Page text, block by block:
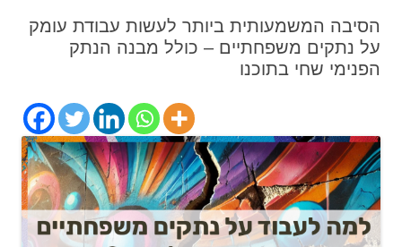
הסיבה המשמעותית ביותר לעשות עבודת עומק
על נתקים משפחתיים – כולל מבנה הנתק
הפנימי שחי בתוכנו